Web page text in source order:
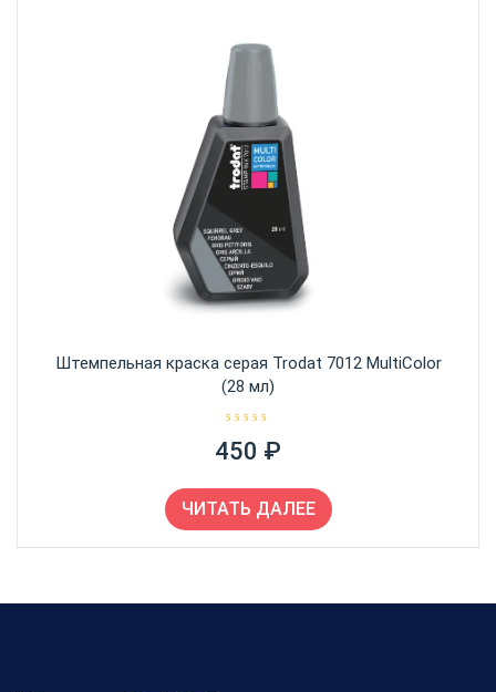
Штемпельная краска серая Trodat 7012 MultiColor
(28 мл)
ц
е
к
а
0
и
450 ₽
ЧИТАТЬ ДАЛЕЕ